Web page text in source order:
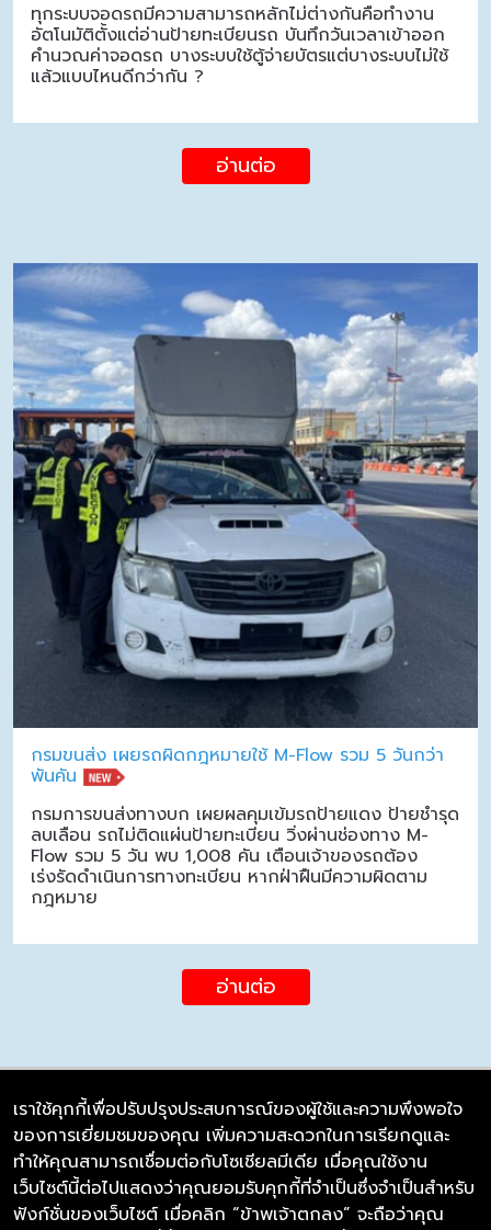
ทุกระบบจอดรถมีความสามารถหลักไม่ต่างกันคือทำงาน
อัตโนมัติตั้งแต่อ่านป้ายทะเบียนรถ บันทึกวันเวลาเข้าออก
คำนวณค่าจอดรถ บางระบบใช้ตู้จ่ายบัตรแต่บางระบบไม่ใช้
แล้วแบบไหนดีกว่ากัน ?
อ่านต่อ
กรมขนส่ง เผยรถผิดกฎหมายใช้ M-Flow รวม 5 วันกว่า
พันคัน
กรมการขนส่งทางบก เผยผลคุมเข้มรถป้ายแดง ป้ายชำรุด
ลบเลือน รถไม่ติดแผ่นป้ายทะเบียน วิ่งผ่านช่องทาง M-
Flow รวม 5 วัน พบ 1,008 คัน เตือนเจ้าของรถต้อง
เร่งรัดดำเนินการทางทะเบียน หากฝ่าฝืนมีความผิดตาม
กฎหมาย
อ่านต่อ
บริษัท ซิมลิงค์ จำกัด
98/226 Bangrakyai-Baanmai Road,
Bangyai, Nonthaburi 11140
เราใช้คุกกี้เพื่อปรับปรุงประสบการณ์ของผู้ใช้และความพึงพอใจ
ของการเยี่ยมชมของคุณ เพิ่มความสะดวกในการเรียกดูและ
ทำให้คุณสามารถเชื่อมต่อกับโซเชียลมีเดีย เมื่อคุณใช้งาน
เว็บไซต์นี้ต่อไปแสดงว่าคุณยอมรับคุกกี้ที่จำเป็นซึ่งจำเป็นสำหรับ
ฟังก์ชั่นของเว็บไซต์ เมื่อคลิก “ข้าพเจ้าตกลง” จะถือว่าคุณ